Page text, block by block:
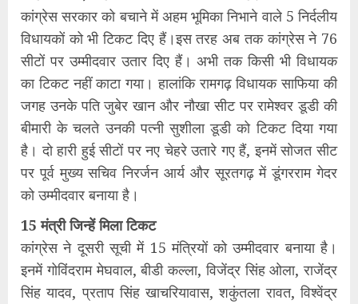
कांग्रेस सरकार को बचाने में अहम भूमिका निभाने वाले 5 निर्दलीय
विधायकों को भी टिकट दिए हैं।इस तरह अब तक कांग्रेस ने 76
सीटों पर उम्मीदवार उतार दिए हैं। अभी तक किसी भी विधायक
का टिकट नहीं काटा गया। हालांकि रामगढ़ विधायक साफिया की
जगह उनके पति जुबेर खान और नौखा सीट पर रामेश्वर डूडी की
बीमारी के चलते उनकी पत्नी सुशीला डूडी को टिकट दिया गया
है। दो हारी हुई सीटों पर नए चेहरे उतारे गए हैं, इनमें सोजत सीट
पर पूर्व मुख्य सचिव निरर्जन आर्य और सूरतगढ़ में डूंगरराम गेदर
को उम्मीदवार बनाया है।
15 मंत्री जिन्हें मिला टिकट
कांग्रेस ने दूसरी सूची में 15 मंत्रियों को उम्मीदवार बनाया है।
इनमें गोविंदराम मेघवाल, बीडी कल्ला, विजेंद्र सिंह ओला, राजेंद्र
सिंह यादव, प्रताप सिंह खाचरियावास, शकुंतला रावत, विश्वेंद्र